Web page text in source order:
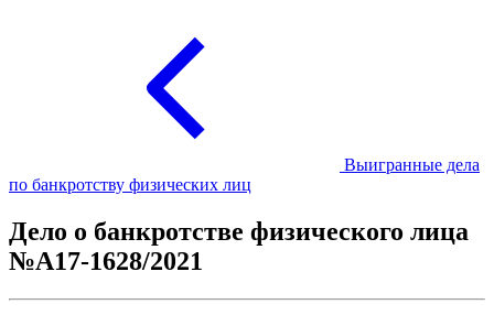
Выигранные дела
по банкротству физических лиц
Дело о банкротстве физического лица
№А17-1628/2021